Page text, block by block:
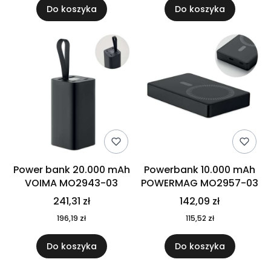
Do koszyka Do koszyka
Power bank 20.000 mAh
VOIMA MO2943-03
241,31 zł
196,19 zł
Do koszyka
Powerbank 10.000 mAh
POWERMAG MO2957-03
142,09 zł
115,52 zł
Do koszyka